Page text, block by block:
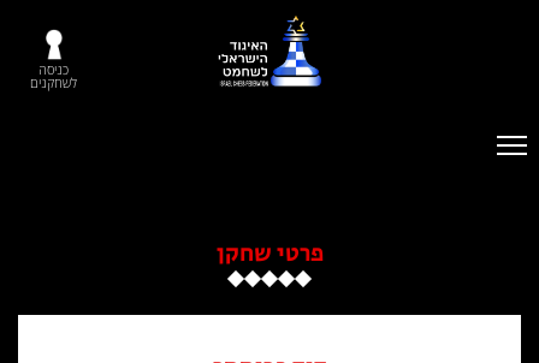
כניסה
לשחקנים
פרטי שחקן